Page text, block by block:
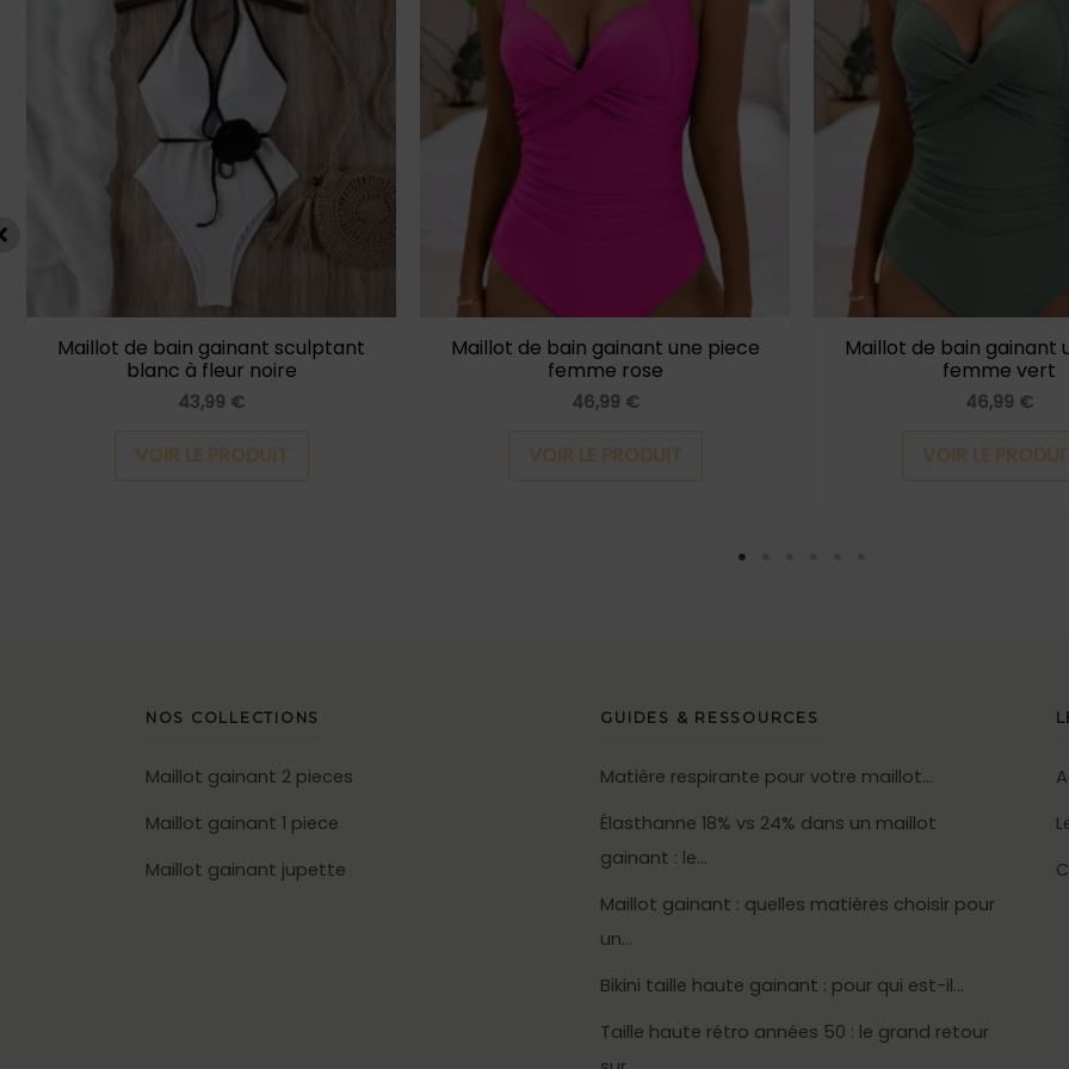
Maillot de bain gainant sculptant
blanc à fleur noire
43,99 €
VOIR LE PRODUIT
options
peuvent
être
la
Maillot de bain gainant une piece
femme rose
46,99 €
VOIR LE PRODUIT
variations.
options
peuvent
être
choisies
la
Maillot de bain gainant
femme vert
46,99 €
VOIR LE
NOS COLLECTIONS
Maillot gainant 2 pieces
Maillot gainant 1 piece
Maillot gainant jupette
GUIDES & RESSOURCES
Matière respirante pour votre maillot…
Élasthanne 18% vs 24% dans un maillot
gainant : le…
Maillot gainant : quelles matières choisir pour
un…
Bikini taille haute gainant : pour qui est-il…
Taille haute rétro années 50 : le grand retour